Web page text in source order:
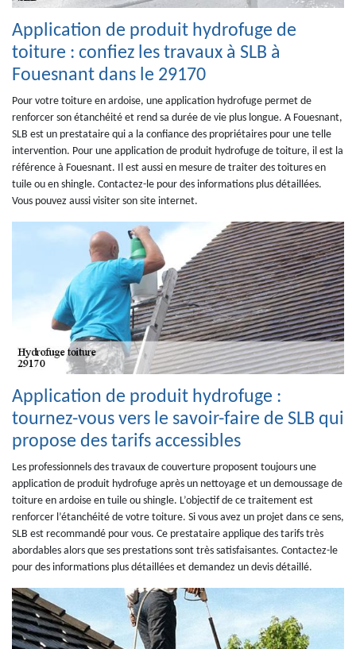
Application de produit hydrofuge de
toiture : confiez les travaux à SLB à
Fouesnant dans le 29170
Pour votre toiture en ardoise, une application hydrofuge permet de
renforcer son étanchéité et rend sa durée de vie plus longue. A Fouesnant,
SLB est un prestataire qui a la confiance des propriétaires pour une telle
intervention. Pour une application de produit hydrofuge de toiture, il est la
référence à Fouesnant. Il est aussi en mesure de traiter des toitures en
tuile ou en shingle. Contactez-le pour des informations plus détaillées.
Vous pouvez aussi visiter son site internet.
Application de produit hydrofuge :
tournez-vous vers le savoir-faire de SLB qui
propose des tarifs accessibles
Les professionnels des travaux de couverture proposent toujours une
application de produit hydrofuge après un nettoyage et un demoussage de
toiture en ardoise en tuile ou shingle. L’objectif de ce traitement est
renforcer l’étanchéité de votre toiture. Si vous avez un projet dans ce sens,
SLB est recommandé pour vous. Ce prestataire applique des tarifs très
abordables alors que ses prestations sont très satisfaisantes. Contactez-le
pour des informations plus détaillées et demandez un devis détaillé.